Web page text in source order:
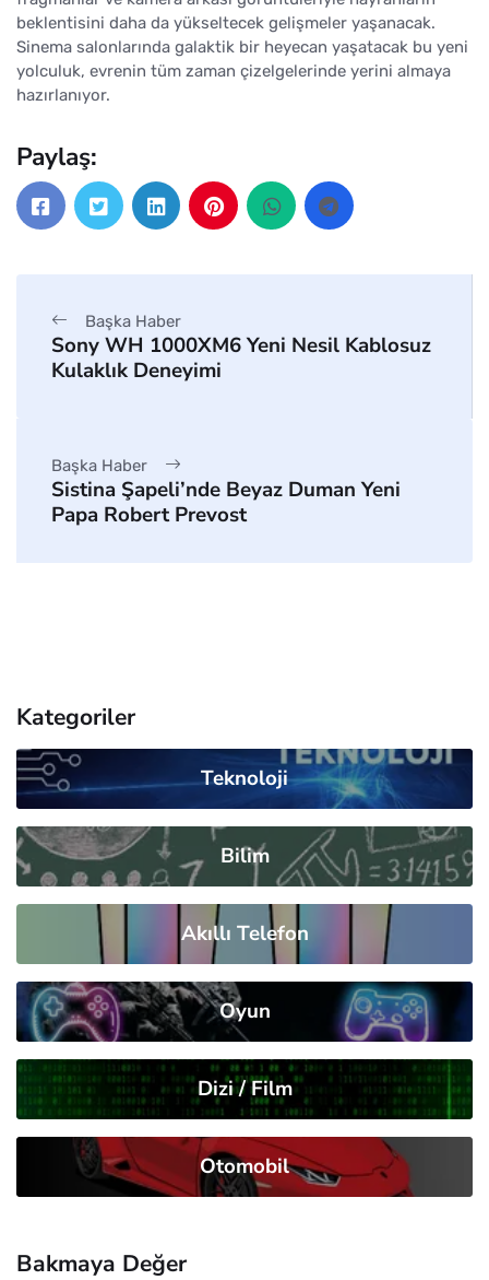
beklentisini daha da yükseltecek gelişmeler yaşanacak.
Sinema salonlarında galaktik bir heyecan yaşatacak bu yeni
yolculuk, evrenin tüm zaman çizelgelerinde yerini almaya
hazırlanıyor.
Paylaş:
Başka Haber
Sony WH 1000XM6 Yeni Nesil Kablosuz
Kulaklık Deneyimi
Başka Haber
Sistina Şapeli’nde Beyaz Duman Yeni
Papa Robert Prevost
Kategoriler
Teknoloji
Bilim
Akıllı Telefon
Oyun
Dizi / Film
Otomobil
Bakmaya Değer